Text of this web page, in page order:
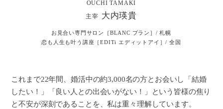
これまで22年間、婚活中の約3,000名の方とお会いし「結婚
したい！」「良い人との出会いがない！」という皆様の焦り
と不安が深刻であることを、私は重々理解しています。